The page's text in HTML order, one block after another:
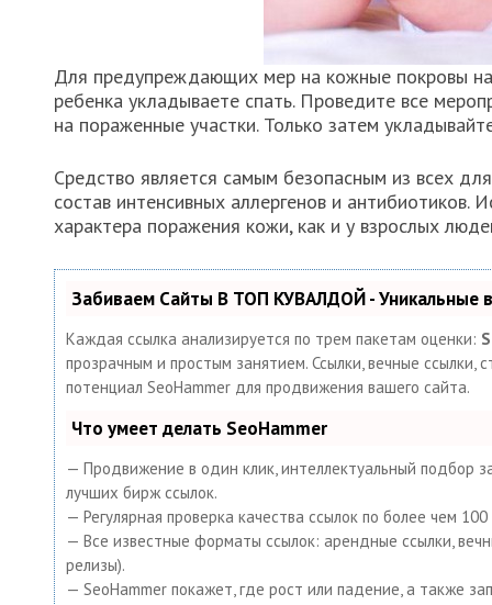
Для предупреждающих мер на кожные покровы
ребенка укладываете спать. Проведите все
на пораженные участки. Только затем
Средство является самым безопасным из всех
состав интенсивных аллергенов и антибиотиков.
характера поражения кожи, как и у взрослых
Забиваем Сайты В ТОП КУВАЛДОЙ - Уникальные
Каждая ссылка анализируется по трем пакетам оценки:
прозрачным и простым занятием. Ссылки, вечные ссылки,
потенциал SeoHammer для продвижения вашего сайта.
Что умеет делать SeoHammer
— Продвижение в один клик, интеллектуальный подбор
лучших бирж ссылок.
— Регулярная проверка качества ссылок по более чем
— Все известные форматы ссылок: арендные ссылки,
релизы).
— SeoHammer покажет, где рост или падение, а также